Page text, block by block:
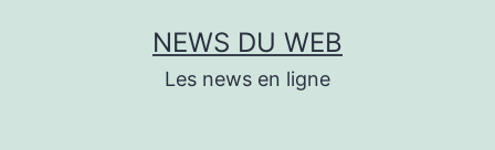
NEWS DU WEB
Les news en ligne